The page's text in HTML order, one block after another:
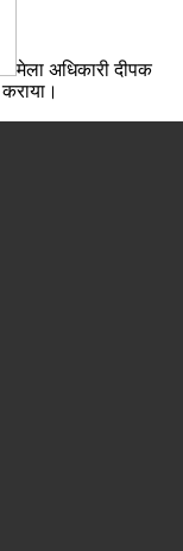
मेला अधिकारी दीपक